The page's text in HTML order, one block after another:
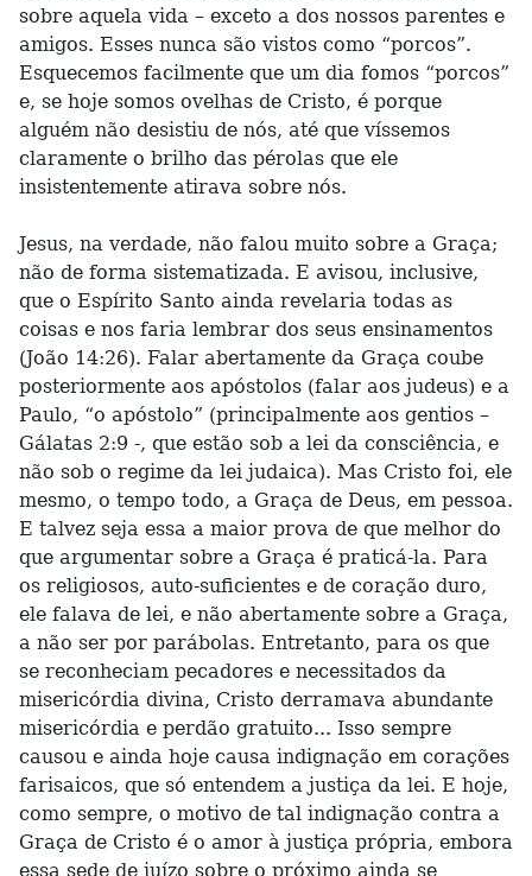
sobre aquela vida – exceto a dos nossos parentes e
amigos. Esses nunca são vistos como “porcos”.
Esquecemos facilmente que um dia fomos “porcos”
e, se hoje somos ovelhas de Cristo, é porque
alguém não desistiu de nós, até que víssemos
claramente o brilho das pérolas que ele
insistentemente atirava sobre nós.
Jesus, na verdade, não falou muito sobre a Graça;
não de forma sistematizada. E avisou, inclusive,
que o Espírito Santo ainda revelaria todas as
coisas e nos faria lembrar dos seus ensinamentos
(João 14:26). Falar abertamente da Graça coube
posteriormente aos apóstolos (falar aos judeus) e a
Paulo, “o apóstolo” (principalmente aos gentios –
Gálatas 2:9 -, que estão sob a lei da consciência, e
não sob o regime da lei judaica). Mas Cristo foi, ele
mesmo, o tempo todo, a Graça de Deus, em pessoa.
E talvez seja essa a maior prova de que melhor do
que argumentar sobre a Graça é praticá-la. Para
os religiosos, auto-suficientes e de coração duro,
ele falava de lei, e não abertamente sobre a Graça,
a não ser por parábolas. Entretanto, para os que
se reconheciam pecadores e necessitados da
misericórdia divina, Cristo derramava abundante
misericórdia e perdão gratuito... Isso sempre
causou e ainda hoje causa indignação em corações
farisaicos, que só entendem a justiça da lei. E hoje,
como sempre, o motivo de tal indignação contra a
Graça de Cristo é o amor à justiça própria, embora
essa sede de juízo sobre o próximo ainda se